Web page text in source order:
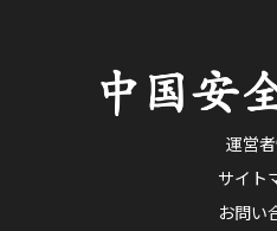
運営
サイト
お問い